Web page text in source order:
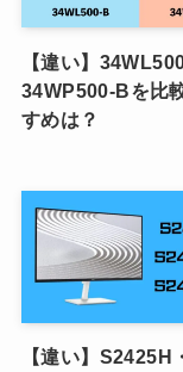
【違い】
34WP500-Bを比
すめは？
【違い】S2425H・